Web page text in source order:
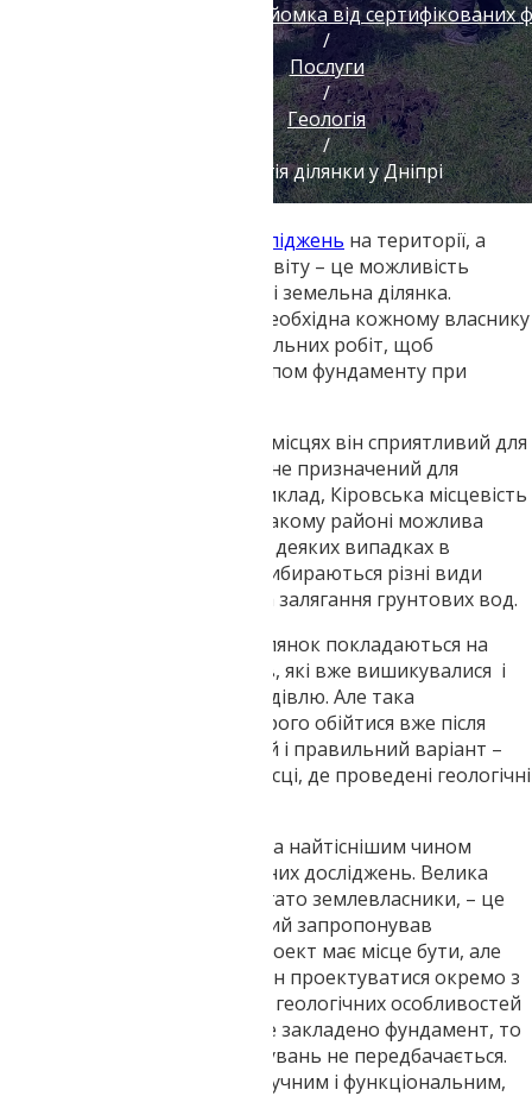
Геодезія геологія топозйомка від сертифікованих
/
Послуги
/
Геологія
/
Геологія ділянки у Дніпрі
геологічних досліджень на території, а
також розробка технічного звіту – це можливість
дізнатися, що приховує в собі земельна ділянка.
необхідна кожному власнику
землі перед початком будівельних робіт, щоб
правильно визначитися з типом фундаменту при
Ґрунт скрізь різний. В одних місцях він сприятливий для
будівництва, в інших зовсім не призначений для
зведення конструкцій. Наприклад, Кіровська місцевість
болотиста, і будівництво в такому районі можлива
тільки на гвинтових палях. В деяких випадках в
залежності від типу грунту вибираються різні види
підстави. Грає роль і глибина залягання грунтових вод.
Іноді власники земельних ділянок покладаються на
випадок або на досвід сусідів, які вже вишикувалися і
давно експлуатують нову будівлю. Але така
непередбачливість може дорого обійтися вже після
будівництва. Самий надійний і правильний варіант –
будувати будинок на тому місці, де проведені геологічні
Стадія проектування повинна найтіснішим чином
стикатися з даними геологічних досліджень. Велика
помилка, яку допускають багато землевласники, – це
згода на типовий проект, який запропонував
забудовник. Так, типовий проект має місце бути, але
фундамент під нього повинен проектуватися окремо з
урахуванням індивідуальних геологічних особливостей
ділянки. А якщо в проект вже закладено фундамент, то
значить, проведення вишукувань не передбачається.
Такий будинок може бути зручним і функціональним,